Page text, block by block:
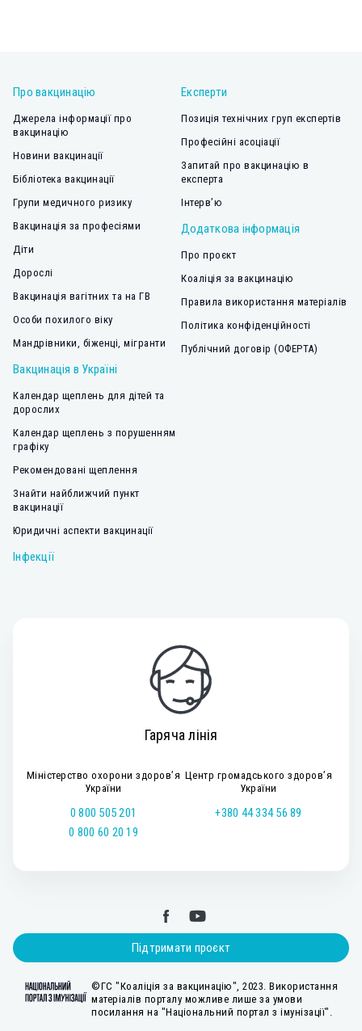
Про вакцинацію
Джерела інформації про
вакцинацію
Новини вакцинації
Бібліотека вакцинації
Групи медичного ризику
Вакцинація за професіями
Діти
Дорослі
Вакцинація вагітних та на ГВ
Особи похилого віку
Мандрівники, біженці, мігранти
Вакцинація в Україні
Календар щеплень для дітей та
дорослих
Календар щеплень з порушенням
графіку
Рекомендовані щеплення
Знайти найближчий пункт
вакцинації
Юридичні аспекти вакцинації
Інфекції
Експерти
Позиція технічних груп експертів
Професійні асоціації
Запитай про вакцинацію в
експерта
Інтерв’ю
Додаткова інформація
Про проєкт
Коаліція за вакцинацію
Правила використання матеріалів
Політика конфіденційності
Публічний договір (ОФЕРТА)
Гаряча лінія
Міністерство охорони здоров’я
України
0 800 505 201
0 800 60 20 19
Центр громадського здоров’я
України
+380 44 334 56 89
Підтримати проєкт
©ГС "Коаліція за вакцинацію", 2023. Використання
матеріалів порталу можливе лише за умови
посилання на "Національний портал з імунізації".